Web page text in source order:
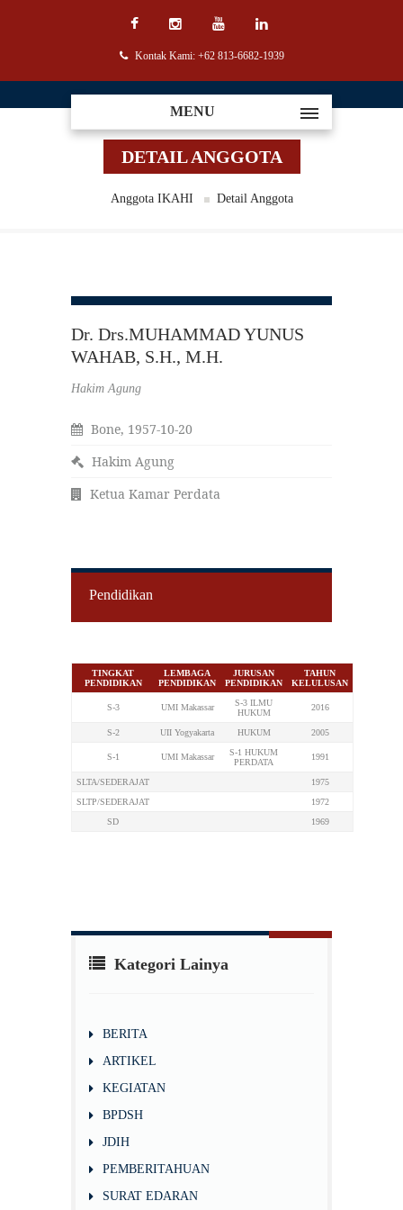
Kontak Kami: +62 813-6682-1939
MENU
DETAIL ANGGOTA
Anggota IKAHI Detail Anggota
Dr. Drs.MUHAMMAD YUNUS
WAHAB, S.H., M.H.
Hakim Agung
Bone, 1957-10-20
Hakim Agung
Ketua Kamar Perdata
Pendidikan
TINGKAT
PENDIDIKAN
LEMBAGA
PENDIDIKAN
JURUSAN
PENDIDIKAN
TAHUN
KELULUSAN
S-3 UMI Makassar
S-3 ILMU
HUKUM
2016
S-2 UII Yogyakarta HUKUM 2005
S-1 UMI Makassar
S-1 HUKUM
PERDATA
1991
SLTA/SEDERAJAT
1975
SLTP/SEDERAJAT
1972
SD
1969
Kategori Lainya
BERITA
ARTIKEL
KEGIATAN
BPDSH
JDIH
PEMBERITAHUAN
SURAT EDARAN